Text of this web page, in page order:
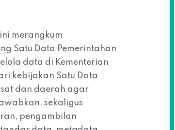
merangkum
Satu Data Pemerintahan
data di Kementerian
kebijakan Satu Data
dan daerah agar
sekaligus
pengambilan